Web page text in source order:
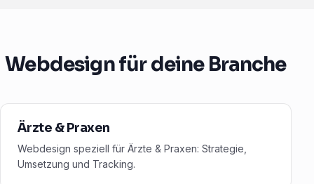
Webdesign für deine Branche
Ärzte & Praxen
Webdesign speziell für Ärzte & Praxen: Strategie,
Umsetzung und Tracking.